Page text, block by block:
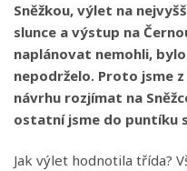
Sněžkou, výlet na
slunce a výstup na
naplánovat nemohli,
nepodrželo. Proto jsme
návrhu rozjímat na
ostatní jsme do puntíku
Jak výlet hodnotila třída?